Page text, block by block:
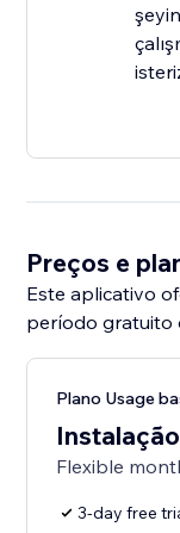
Preços e
Este aplicativo
período gratuito
Plano Usage
Flexible
3-day free